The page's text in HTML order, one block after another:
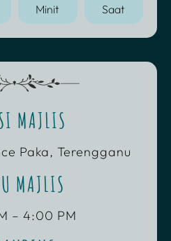
Minit Saat
MAJLIS
Paka, Terengganu
MAJLIS
– 4:00 PM